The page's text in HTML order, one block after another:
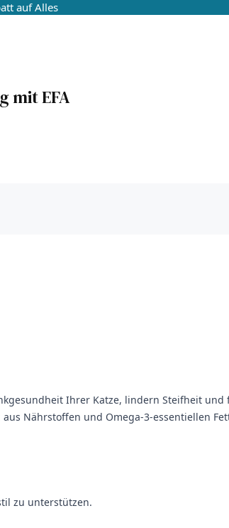
auf Alles
mit EFA
Ihrer Katze, lindern Steifheit
Nährstoffen und Omega-3-essentiellen
zu unterstützen.